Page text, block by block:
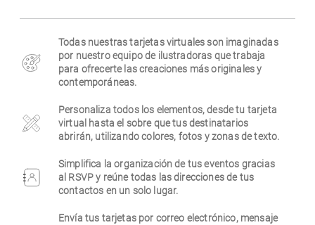
Empresa
Todas nuestras tarjetas virtuales son imaginadas
por nuestro equipo de ilustradoras que trabaja
para ofrecerte las creaciones más originales y
contemporáneas.
Personaliza todos los elementos, desde tu tarjeta
virtual hasta el sobre que tus destinatarios
abrirán, utilizando colores, fotos y zonas de texto.
Simplifica la organización de tus eventos gracias
al RSVP y reúne todas las direcciones de tus
contactos en un solo lugar.
Envía tus tarjetas por correo electrónico, mensaje